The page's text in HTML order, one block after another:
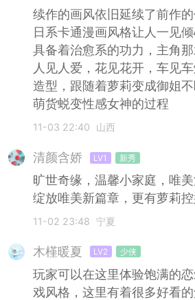
续作的画风依旧延续了前作
日系卡通漫画风格让人一见
具备着治愈系的功力，主角那
人见人爱，花见花开，车见
造型，跟随着萝莉变成御姐
萌货蜕变性感女神的过程
11-03 22:40 山西
清颜含娇 LV1 新秀
旷世奇缘，温馨小家庭，唯
绽放唯美新篇章，更有萝莉
11-02 23:48 宁夏
木槿暖夏 LV2 少侠
玩家可以在这里体验饱满的
戏风格，这里有着很多好看